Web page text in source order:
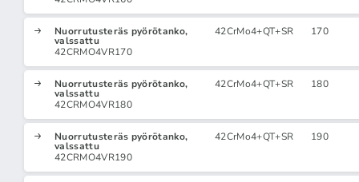
Nuorrutusteräs pyörötanko,
valssattu
42CRMO4VR170
42CrMo4+QT+SR 170
Nuorrutusteräs pyörötanko,
valssattu
42CRMO4VR180
42CrMo4+QT+SR 180
Nuorrutusteräs pyörötanko,
valssattu
42CRMO4VR190
42CrMo4+QT+SR 190